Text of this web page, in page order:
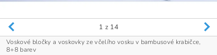
1 z 14
Voskové bločky a voskovky ze včelího vosku v bambusové krabičce,
8+8 barev